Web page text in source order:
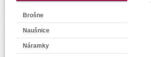
Brošne
Naušnice
Náramky